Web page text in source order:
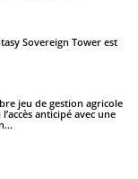
Sovereign Tower est
jeu de gestion agricole
anticipé avec une